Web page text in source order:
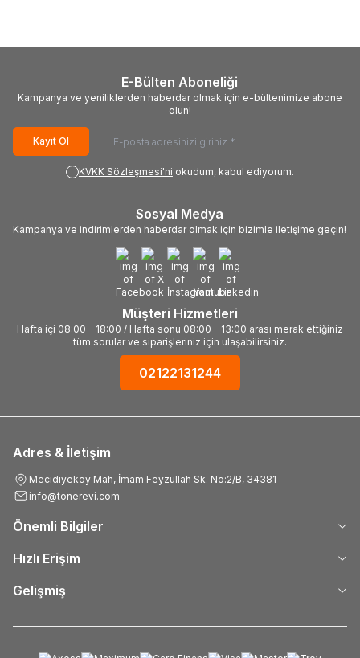
E-Bülten Aboneliği
Kampanya ve yeniliklerden haberdar olmak için e-bültenimize abone
olun!
Kayıt Ol
KVKK Sözleşmesi'ni okudum, kabul ediyorum.
Sosyal Medya
Kampanya ve indirimlerden haberdar olmak için bizimle iletişime geçin!
Müşteri Hizmetleri
Hafta içi 08:00 - 18:00 / Hafta sonu 08:00 - 13:00 arası merak ettiğiniz
tüm sorular ve siparişleriniz için ulaşabilirsiniz.
02122131244
Adres & İletişim
Mecidiyeköy Mah, İmam Feyzullah Sk. No:2/B, 34381
info@tonerevi.com
Önemli Bilgiler
Hızlı Erişim
Gelişmiş